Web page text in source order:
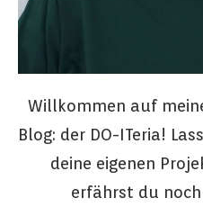
Willkommen auf
Blog: der DO-ITeria!
deine eigenen
erfährst du